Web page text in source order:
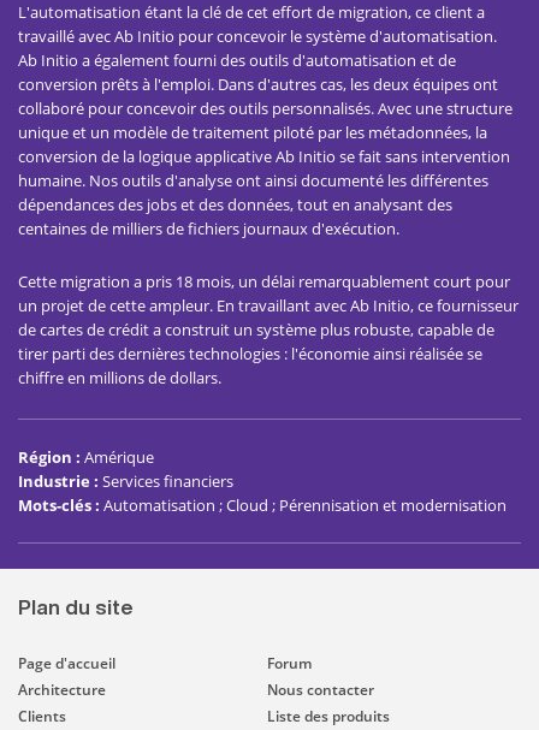
L'automatisation étant la clé de cet effort de migration, ce client a
travaillé avec Ab Initio pour concevoir le système d'automatisation.
Ab Initio a également fourni des outils d'automatisation et de
conversion prêts à l'emploi. Dans d'autres cas, les deux équipes ont
collaboré pour concevoir des outils personnalisés. Avec une structure
unique et un modèle de traitement piloté par les métadonnées, la
conversion de la logique applicative Ab Initio se fait sans intervention
humaine. Nos outils d'analyse ont ainsi documenté les différentes
dépendances des jobs et des données, tout en analysant des
centaines de milliers de fichiers journaux d'exécution.
Cette migration a pris 18 mois, un délai remarquablement court pour
un projet de cette ampleur. En travaillant avec Ab Initio, ce fournisseur
de cartes de crédit a construit un système plus robuste, capable de
tirer parti des dernières technologies : l'économie ainsi réalisée se
chiffre en millions de dollars.
Région : Amérique
Industrie : Services financiers
Mots-clés: Automatisation ; Cloud ; Pérennisation et modernisation
Plan du site
Page d'accueil
Architecture
Clients
Forum
Nous contacter
Liste des produits